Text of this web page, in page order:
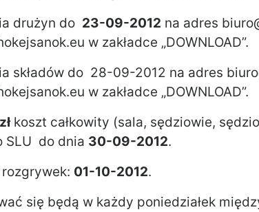
drużyn do 23-09-2012 na adres
w zakładce „DOWNLOAD”.
składów do 28-09-2012 na adres
w zakładce „DOWNLOAD”.
koszt całkowity (sala, sędziowie,
SLU do dnia 30-09-2012.
01-10-2012.
się będą w każdy poniedziałek